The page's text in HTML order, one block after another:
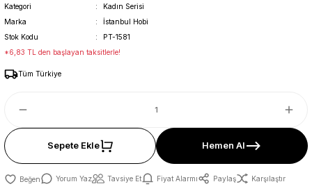
Kategori
Kadın Serisi
Marka
İstanbul Hobi
Stok Kodu
PT-1581
*6,83 TL den başlayan taksitlerle!
Tüm Türkiye
Sepete Ekle Hemen Al
Yorum Yaz Tavsiye Et Fiyat Alarmı Paylaş Karşılaştır